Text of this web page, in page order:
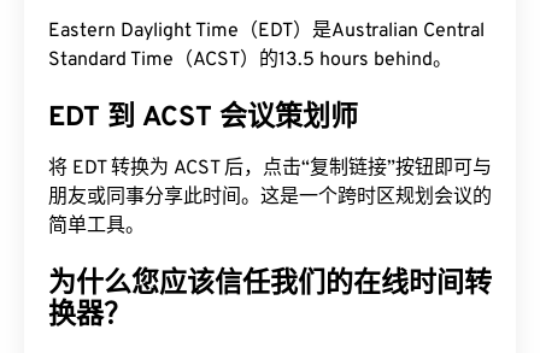
Eastern Daylight Time（EDT）是Australian Central
Standard Time（ACST）的13.5 hours behind。
EDT 到 ACST 会议策划师
将 EDT 转换为 ACST 后，点击“复制链接”按钮即可与
朋友或同事分享此时间。这是一个跨时区规划会议的
简单工具。
为什么您应该信任我们的在线时间转
换器？